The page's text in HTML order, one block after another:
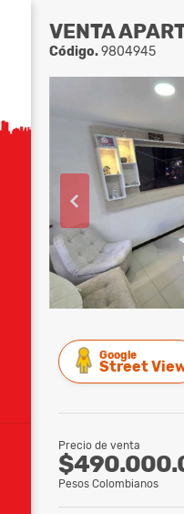
VENTA
Código.9804945
Google
Street
Precio de venta
Pesos Colombianos